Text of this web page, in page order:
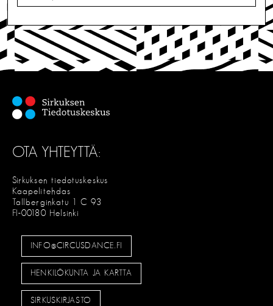
I
T
S
E
OTA YHTEYTTÄ:
Sirkuksen tiedotuskeskus
Kaapelitehdas
Tallberginkatu 1 C 93
FI-00180 Helsinki
INFO@CIRCUSDANCE.FI
HENKILÖKUNTA JA KARTTA
SIRKUSKIRJASTO